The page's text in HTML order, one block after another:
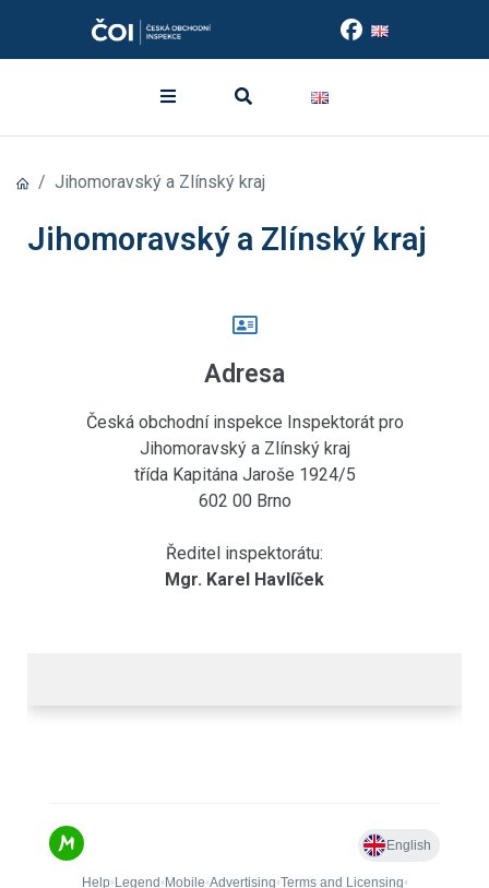
Jihomoravský a Zlínský kraj
Jihomoravský a Zlínský kraj
Adresa
Česká obchodní inspekce Inspektorát pro
Jihomoravský a Zlínský kraj
třída Kapitána Jaroše 1924/5
602 00 Brno
Ředitel inspektorátu:
Mgr. Karel Havlíček